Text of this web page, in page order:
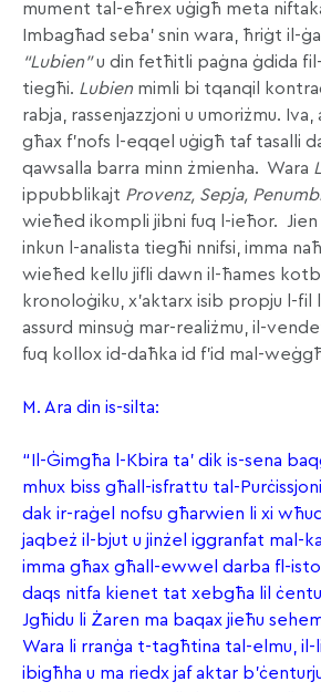
mument tal-eħrex uġigħ meta
Imbagħad seba’ snin wara, ħriġt il-
“Lubien”u din fetħitli paġna ġdida
tiegħi. Lubien mimli bi tqanqil
rabja, rassenjazzjoni u umoriżmu. Iva,
għax f’nofs l-eqqel uġigħ taf tasalli
qawsalla barra minn żmienha. Wara
ippubblikajt Provenz, Sepja,
wieħed ikompli jibni fuq l-ieħor. Jien
inkun l-analista tiegħi nnifsi, imma
wieħed kellu jifli dawn il-ħames
kronoloġiku, x’aktarx isib propju l-fil
assurd minsuġ mar-realiżmu, il-
fuq kollox id-daħka id f’id mal-
M. Ara din is-silta:
“Il-Ġimgħa l-Kbira ta’ dik is-sena
mhux biss għall-isfrattu tal-
dak ir-raġel nofsu għarwien li xi
jaqbeż il-bjut u jinżel iggranfat mal-
imma għax għall-ewwel darba fl-
daqs nitfa kienet tat xebgħa lil
Jgħidu li Żaren ma baqax jieħu
Wara li rranġa t-tagħtina tal-elmu, il-
ibigħha u ma riedx jaf aktar